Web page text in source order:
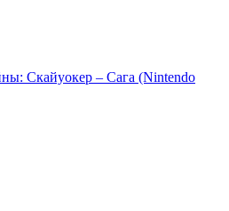
Скайуокер – Сага (Nintendo